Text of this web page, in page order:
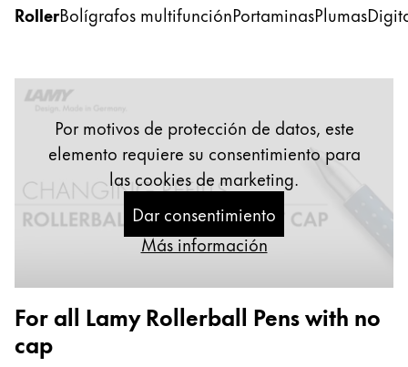
Roller
Digital Writing
Para Android
Pintura y dibujo
Complementos
Black Magic Edition
RollerBolígrafos multifunciónPortaminasPlumas
For all Lamy Rollerball Pens with no
cap
Por motivos de protección de datos, este
elemento requiere su consentimiento para
las cookies de marketing.
Dar consentimiento
Más información